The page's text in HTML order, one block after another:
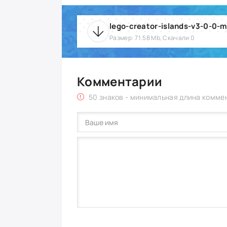
lego-creator-islands-v3-0-0-
Размер: 71.58 Mb, Скачали 0
Комментарии
50 знаков - минимальная длина